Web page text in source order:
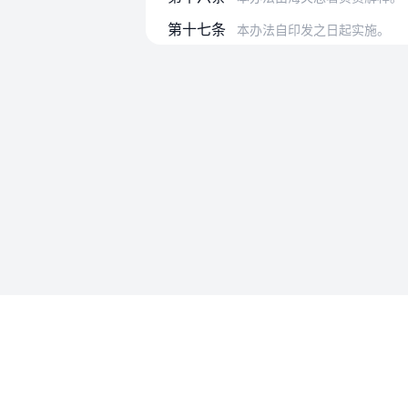
第十七条 本办法自印发之日起实施。